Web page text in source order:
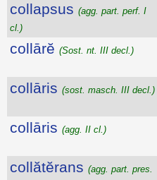
collapsus (agg. part. perf. I
cl.)
collārĕ (Sost. nt. III decl.)
collāris (sost. masch. III decl.)
collāris (agg. II cl.)
collătĕrans (agg. part. pres.